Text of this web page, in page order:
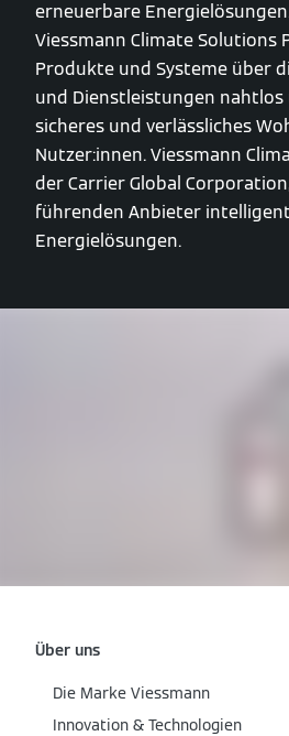
erneuerbare
Viessmann Climate
Produkte und Systeme über
und Dienstleistungen nahtlos
sicheres und verlässliches
Nutzer:innen. Viessmann
der Carrier Global
führenden Anbieter
Energielösungen.
Über uns
Die Marke Viessmann
Innovation & Technologien